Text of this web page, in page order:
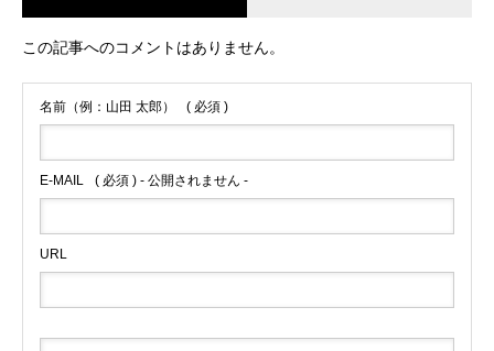
この記事へのコメントはありません。
名前（例：山田 太郎） ( 必須 )
E-MAIL ( 必須 ) - 公開されません -
URL